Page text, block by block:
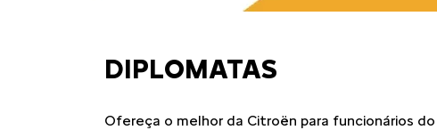
DIPLOMATAS
Ofereça o melhor da Citroën para funcionários